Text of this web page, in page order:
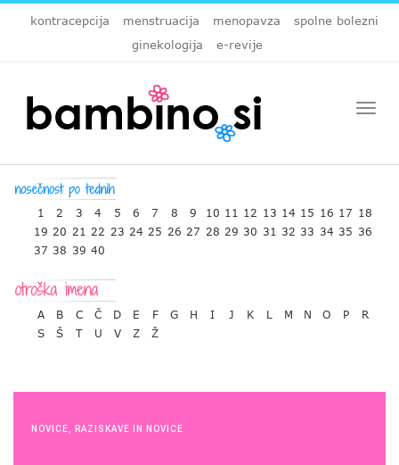
kontracepcija menstruacija menopavza
spolne bolezni
ginekologija
e-revije
1 2 3 4 5 6 7 8 9 10 11 12 13 14 15 16 17 18
19 20 21 22 23 24 25 26 27 28 29 30 31 32 33 34 35 36
37 38 39 40
A B C Č D E F G H I J K L M N O P
R
S
Š T U V Z Ž
NOVICE RAZISKAVE IN NOVICE